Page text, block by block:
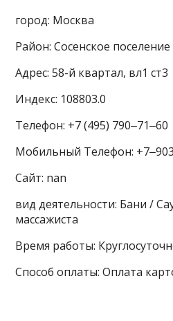
город: Москва
Район: Сосенское поселение
Адрес: 58-й квартал, вл1 ст3
Индекс: 108803.0
Телефон: +7 (495) 790‒71‒60
Мобильный Телефон:
Сайт: nan
вид деятельности: Бани /
массажиста
Время работы:
Способ оплаты: Оплата